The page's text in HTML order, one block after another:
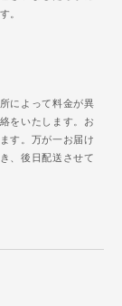
。
によって料金が異
をいたします。お
す。万が一お届け
、後日配送させて